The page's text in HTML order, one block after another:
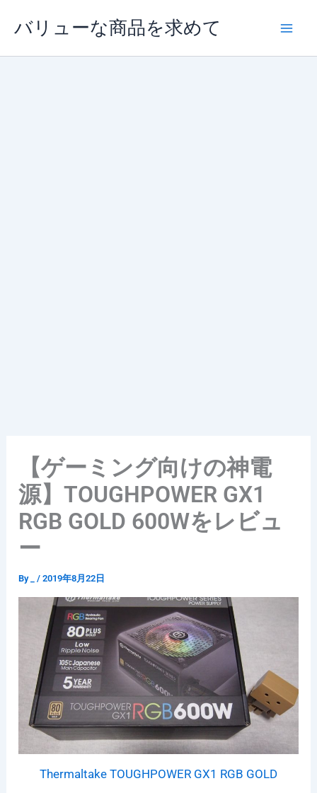
バリューな商品を求めて
【ゲーミング向けの神電
源】TOUGHPOWER GX1
RGB GOLD 600Wをレビュ
ー
By _/2019年8月22日
Thermaltake TOUGHPOWER GX1 RGB GOLD